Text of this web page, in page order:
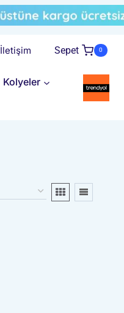
İletişim Sepet 0
Kolyeler